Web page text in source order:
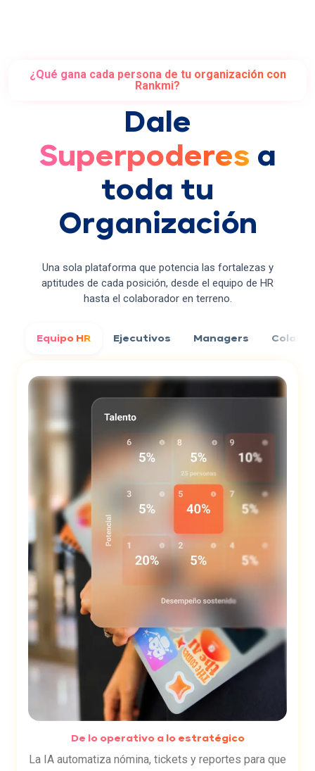
¿Qué gana cada persona de tu organización con
Rankmi?
Dale
Superpoderes a
toda tu
Organización
Una sola plataforma que potencia las fortalezas y
aptitudes de cada posición, desde el equipo de HR
hasta el colaborador en terreno.
Equipo HR Ejecutivos Managers
De lo operativo a lo estratégico
La IA automatiza nómina, tickets y reportes para que